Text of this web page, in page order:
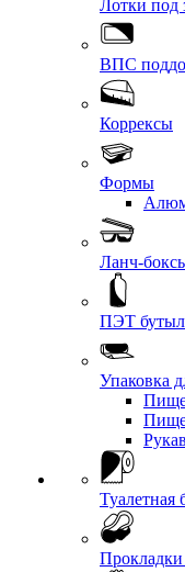
Лотки под
ВПС
Коррексы
Формы
Ланч-
ПЭТ
Упаковка
Туалетная